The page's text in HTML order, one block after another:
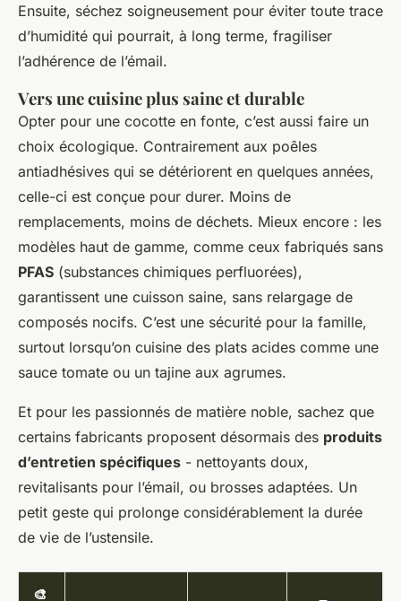
Ensuite, séchez soigneusement pour éviter toute trace
d’humidité qui pourrait, à long terme, fragiliser
l’adhérence de l’émail.
Vers une cuisine plus saine et durable
Opter pour une cocotte en fonte, c’est aussi faire un
choix écologique. Contrairement aux poêles
antiadhésives qui se détériorent en quelques années,
celle-ci est conçue pour durer. Moins de
remplacements, moins de déchets. Mieux encore : les
modèles haut de gamme, comme ceux fabriqués sans
PFAS (substances chimiques perfluorées),
garantissent une cuisson saine, sans relargage de
composés nocifs. C’est une sécurité pour la famille,
surtout lorsqu’on cuisine des plats acides comme une
sauce tomate ou un tajine aux agrumes.
Et pour les passionnés de matière noble, sachez que
certains fabricants proposent désormais des produits
d’entretien spécifiques - nettoyants doux,
revitalisants pour l’émail, ou brosses adaptées. Un
petit geste qui prolonge considérablement la durée
de vie de l’ustensile.
🎨